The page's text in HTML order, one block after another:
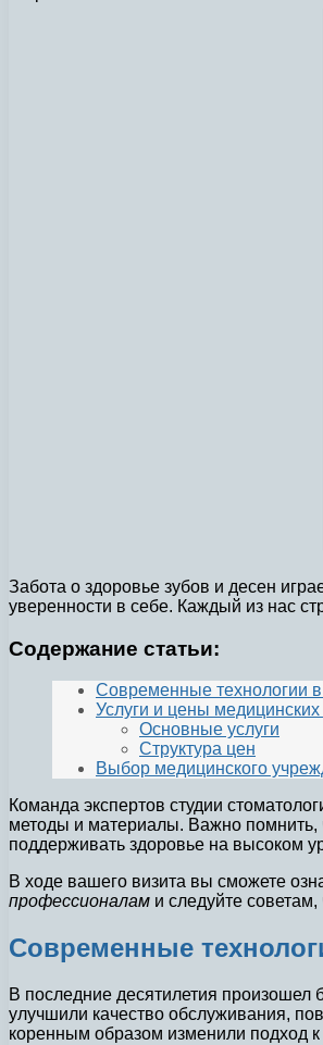
Забота о здоровье зубов и десен
уверенности в себе. Каждый из нас
Содержание статьи:
Современные технологии в
Услуги и цены
Основные услуги
Структура цен
Выбор медицинского
Команда экспертов студии
методы и материалы. Важно помнить,
поддерживать здоровье на высоком
В ходе вашего визита вы сможете
профессионалам и следуйте
Современные
В последние десятилетия произошел
улучшили качество обслуживания,
коренным образом изменили подход